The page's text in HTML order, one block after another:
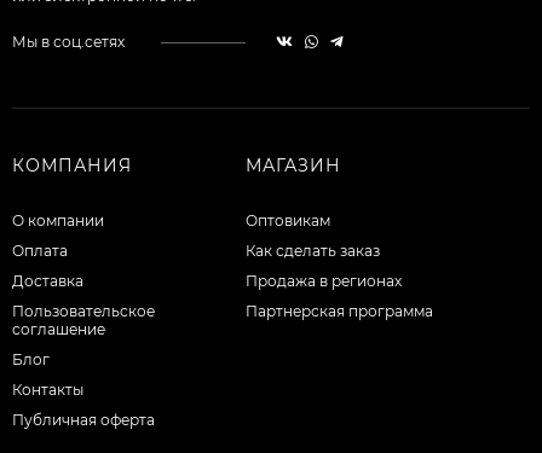
Мы в соц.сетях
КОМПАНИЯ
О компании
Оплата
Доставка
Пользовательское
соглашение
Блог
Контакты
Публичная оферта
МАГАЗИН
Оптовикам
Как сделать заказ
Продажа в регионах
Партнерская программа